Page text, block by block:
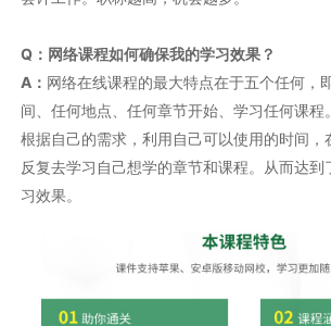
Q：网络课程如何确保我的学习效果？
A： 网络在线课程的最大特点在于五个任何，
间、任何地点、任何章节开始、学习任何课程
根据自己的需求，利用自己可以使用的时间，
反复去学习自己想学的章节和课程。从而达
习效果。